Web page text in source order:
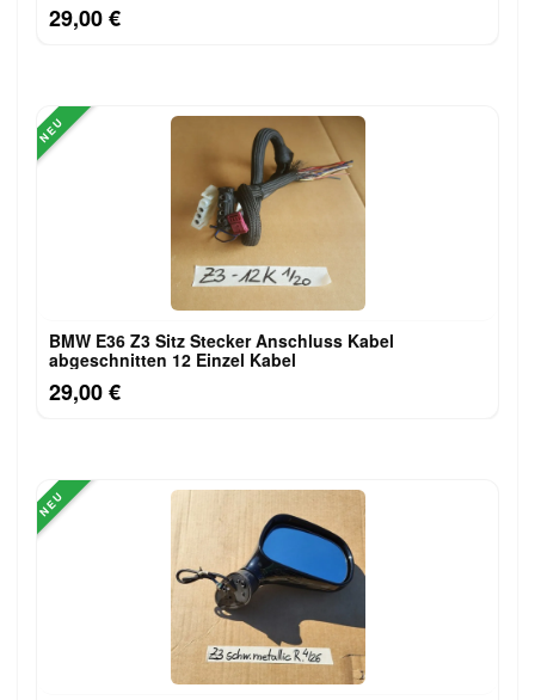
29,00 €
NEU
BMW E36 Z3 Sitz Stecker Anschluss Kabel
abgeschnitten 12 Einzel Kabel
29,00 €
NEU